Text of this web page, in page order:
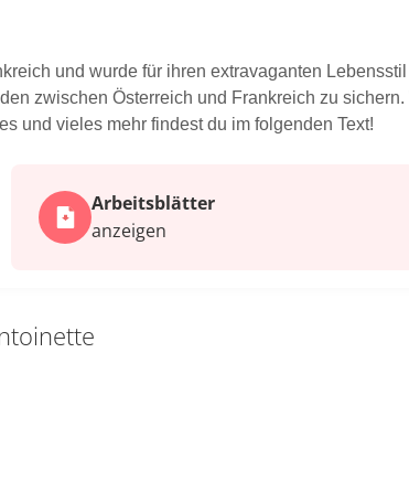
und wurde für ihren extravaganten
zwischen Österreich und Frankreich zu
und vieles mehr findest du im folgenden Text!
Arbeits­blätter
anzeigen